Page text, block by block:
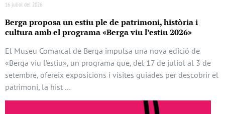
16 juliol del 2026
Berga proposa un estiu ple de patrimoni, història i
cultura amb el programa «Berga viu l’estiu 2026»
El Museu Comarcal de Berga impulsa una nova edició de
«Berga viu l’estiu», un programa que, del 17 de juliol al 3 de
setembre, ofereix exposicions i visites guiades per descobrir el
patrimoni, la hist …